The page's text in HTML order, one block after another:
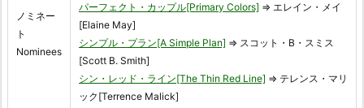
ノミネー
ト
Nominees
パーフェクト・カップル[Primary Colors] ⇒ エレイン・メイ
[Elaine May]
シンプル・プラン[A Simple Plan] ⇒ スコット・B・スミス
[Scott B. Smith]
シン・レッド・ライン[The Thin Red Line] ⇒ テレンス・マリ
ック[Terrence Malick]